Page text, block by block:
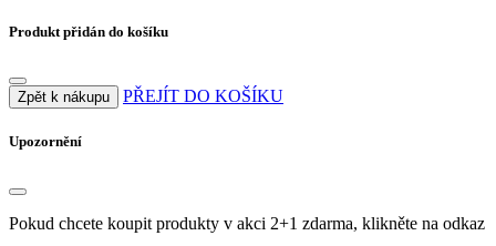
Produkt přidán do košíku
Zpět k nákupu PŘEJÍT DO KOŠÍKU
Upozornění
Pokud chcete koupit produkty v akci 2+1 zdarma, klikněte na odkaz